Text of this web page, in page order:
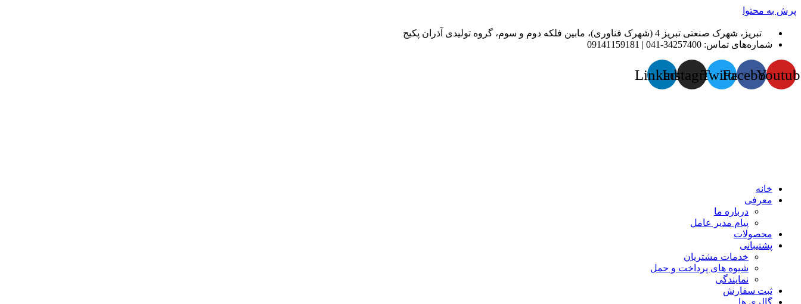
پرش به محتوا
تبریز، شهرک صنعتی تبریز 4 (شهرک فناوری)، مابین فلکه دوم و سوم، گروه تولیدی آذران پکیج
شماره‌های تماس: 34257400-041 | 09141159181
Facebook
Twitter
Instagram
Linkedin
خانه
معرفی
درباره ما
پیام مدیر عامل
محصولات
پشتیبانی
خدمات مشتریان
شیوه های پرداخت و حمل
نمایندگی
ثبت سفارش
گالری ها